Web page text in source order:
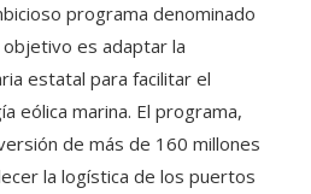
programa denominado
objetivo es adaptar la
estatal para facilitar el
eólica marina. El programa,
de más de 160 millones
la logística de los puertos